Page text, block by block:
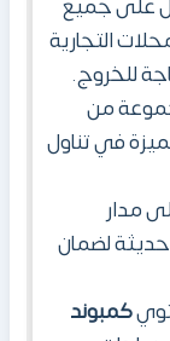
على جميع
التجارية
للخروج.
من
في تناول
مدار
حديثة لضمان
كمبوند